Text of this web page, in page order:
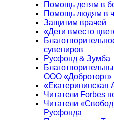
Помощь детям в
Помощь людям в
Защитим врачей
«Дети вместо
сувениров
Русфонд & Зумба
ООО «Доброторг»
«Екатерининская
Читатели Forbes
Читатели
Русфонда